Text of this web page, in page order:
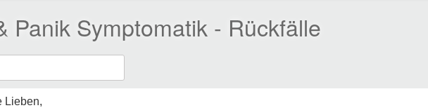
Panik Symptomatik - Rückfälle
Lieben,